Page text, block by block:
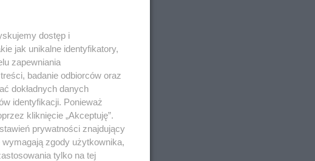
dostęp i
jak unikalne identyfikatory,
zapewniania
badanie odbiorców oraz
dokładnych danych
identyfikacji. Ponieważ
kliknięcie „Akceptuję”.
prywatności znajdujący
zgody użytkownika,
tylko na tej